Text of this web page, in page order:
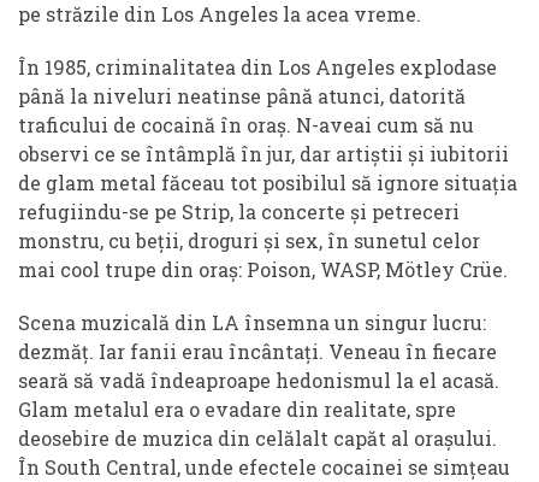
pe străzile din Los Angeles la acea vreme.
În 1985, criminalitatea din Los Angeles explodase
până la niveluri neatinse până atunci, datorită
traficului de cocaină în oraș. N-aveai cum să nu
observi ce se întâmplă în jur, dar artiștii și iubitorii
de glam metal făceau tot posibilul să ignore situația
refugiindu-se pe Strip, la concerte și petreceri
monstru, cu beții, droguri și sex, în sunetul celor
mai cool trupe din oraș: Poison, WASP, Mötley Crüe.
Scena muzicală din LA însemna un singur lucru:
dezmăț. Iar fanii erau încântați. Veneau în fiecare
seară să vadă îndeaproape hedonismul la el acasă.
Glam metalul era o evadare din realitate, spre
deosebire de muzica din celălalt capăt al orașului.
În South Central, unde efectele cocainei se simțeau